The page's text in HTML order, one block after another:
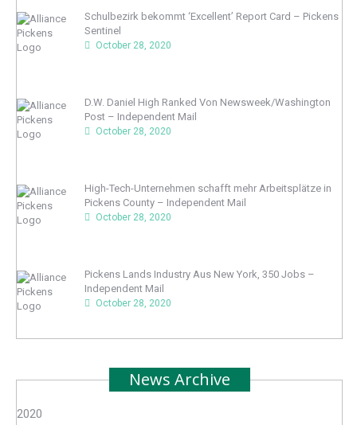
Schulbezirk bekommt ‘Excellent’ Report Card – Pickens
Sentinel
October 28, 2020
D.W. Daniel High Ranked Von Newsweek/Washington
Post – Independent Mail
October 28, 2020
High-Tech-Unternehmen schafft mehr Arbeitsplätze in
Pickens County – Independent Mail
October 28, 2020
Pickens Lands Industry Aus New York, 350 Jobs –
Independent Mail
October 28, 2020
News Archive
2020